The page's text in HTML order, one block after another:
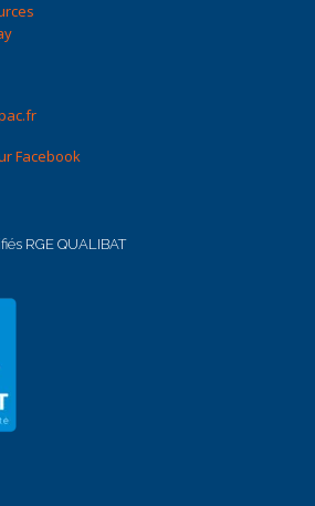
Facebook
RGE QUALIBAT